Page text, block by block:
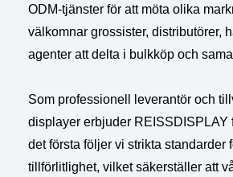
ODM-tjänster för att möta olika
välkomnar grossister, distributörer,
agenter att delta i bulkköp och
Som professionell leverantör och
displayer erbjuder REISSDISPLAY
det första följer vi strikta standarder
tillförlitlighet, vilket säkerställer att